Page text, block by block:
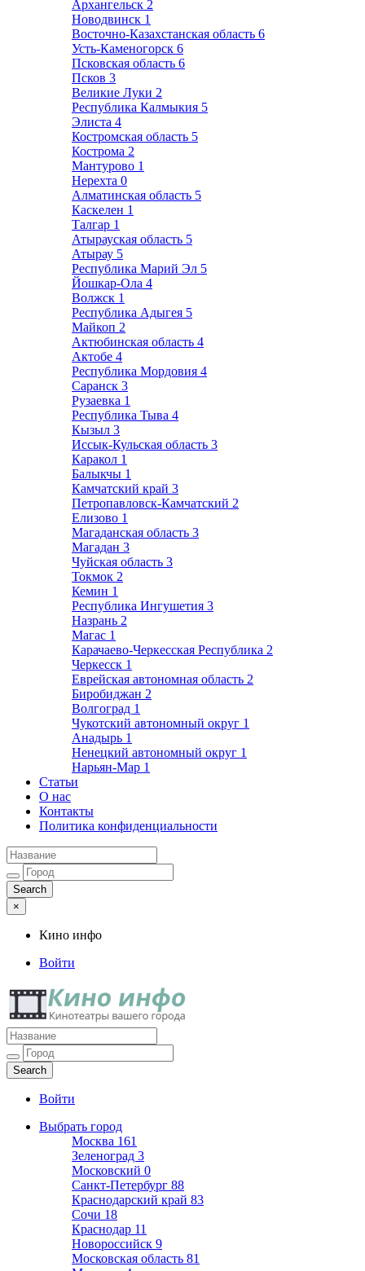
Архангельск 2
Новодвинск 1
Восточно-Казахстанская область 6
Усть-Каменогорск 6
Псковская область 6
Псков 3
Великие Луки 2
Республика Калмыкия 5
Элиста 4
Костромская область 5
Кострома 2
Мантурово 1
Нерехта 0
Алматинская область 5
Каскелен 1
Талгар 1
Атырауская область 5
Атырау 5
Республика Марий Эл 5
Йошкар-Ола 4
Волжск 1
Республика Адыгея 5
Майкоп 2
Актюбинская область 4
Актобе 4
Республика Мордовия 4
Саранск 3
Рузаевка 1
Республика Тыва 4
Кызыл 3
Иссык-Кульская область 3
Каракол 1
Балыкчы 1
Камчатский край 3
Петропавловск-Камчатский 2
Елизово 1
Магаданская область 3
Магадан 3
Чуйская область 3
Токмок 2
Кемин 1
Республика Ингушетия 3
Назрань 2
Магас 1
Карачаево-Черкесская Республика 2
Черкесск 1
Еврейская автономная область 2
Биробиджан 2
Волгоград 1
Чукотский автономный округ 1
Анадырь 1
Ненецкий автономный округ 1
Нарьян-Мар 1
Статьи
О нас
Контакты
Политика конфиденциальности
×
Кино инфо
Войти
Кино инфо
Кинотеатры вашего города
Войти
Выбрать город
Москва 161
Зеленоград 3
Московский 0
Санкт-Петербург 88
Краснодарский край 83
Сочи 18
Краснодар 11
Новороссийск 9
Московская область 81